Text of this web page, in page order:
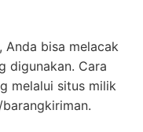
Anda bisa melacak
digunakan. Cara
melalui situs milik